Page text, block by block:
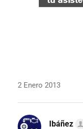
2 Enero 2013
Ibáñez